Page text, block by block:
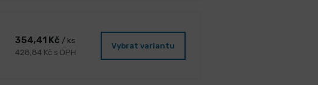
354,41 Kč / ks
428,84 Kč s DPH
Vybrat variantu